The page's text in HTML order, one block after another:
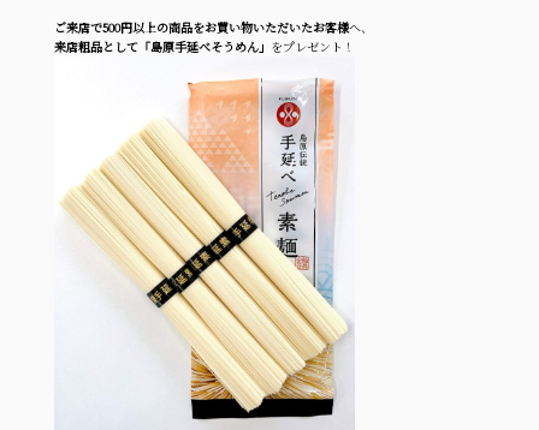
ご来店で500円以上の商品をお買い物いただいたお客様へ、
来店粗品として「島原手延べそうめん」 をプレゼント！